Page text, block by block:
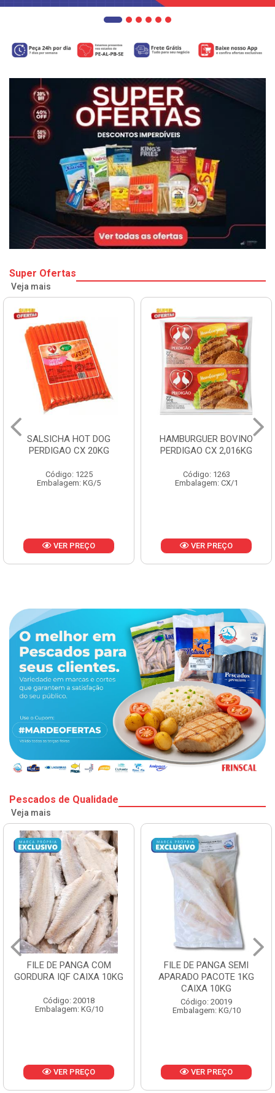
Super Ofertas
Veja mais
SALSICHA HOT DOG
PERDIGAO CX 20KG
Código: 1225
Embalagem: KG/5
VER PREÇO
HAMBURGUER BOVINO
PERDIGAO CX 2,016KG
Código: 1263
Embalagem: CX/1
VER PREÇO
Pescados de Qualidade
Veja mais
FILE DE PANGA SEMI
APARADO PACOTE 1KG
Código: 20019
Embalagem: KG/10
VER PREÇO
POLACA DESFIADA
PESCAMARES PCT5KG
CX10KG
Código: 20161
Embalagem: KG/10
VER PREÇO